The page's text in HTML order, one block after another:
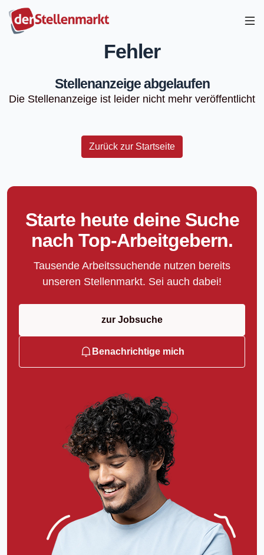
Fehler
Stellenanzeige abgelaufen
Die Stellenanzeige ist leider nicht mehr veröffentlicht
Zurück zur Startseite
Starte heute deine Suche
nach Top-Arbeitgebern.
Tausende Arbeitssuchende nutzen bereits
unseren Stellenmarkt. Sei auch dabei!
zur Jobsuche
Benachrichtige mich